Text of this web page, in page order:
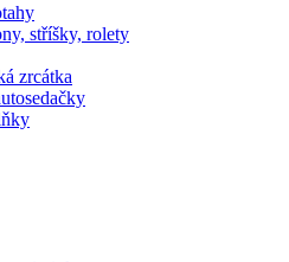
stříšky, rolety
zrcátka